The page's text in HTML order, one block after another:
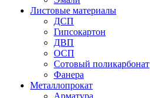
Листовые материалы
ДСП
Гипсокартон
ДВП
ОСП
Сотовый поликарбонат
Фанера
Металлопрокат
Арматура